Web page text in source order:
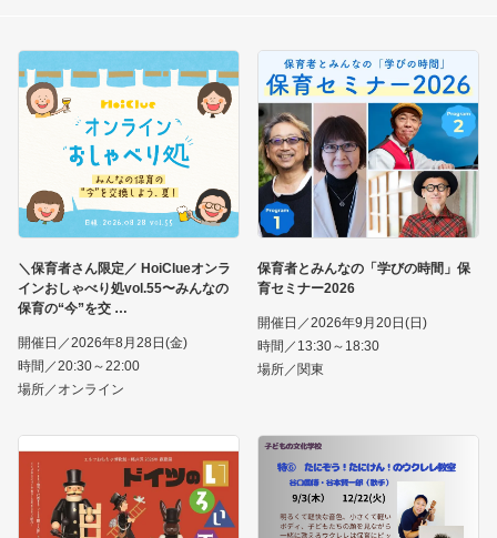
＼保育者さん限定／ HoiClueオンラ
インおしゃべり処vol.55〜みんなの
保育の“今”を交
開催日／2026年8月28日(金)
時間／20:30～22:00
場所／オンライン
保育者とみんなの「学びの時間」保
育セミナー2026
開催日／2026年9月20日(日)
時間／13:30～18:30
場所／関東